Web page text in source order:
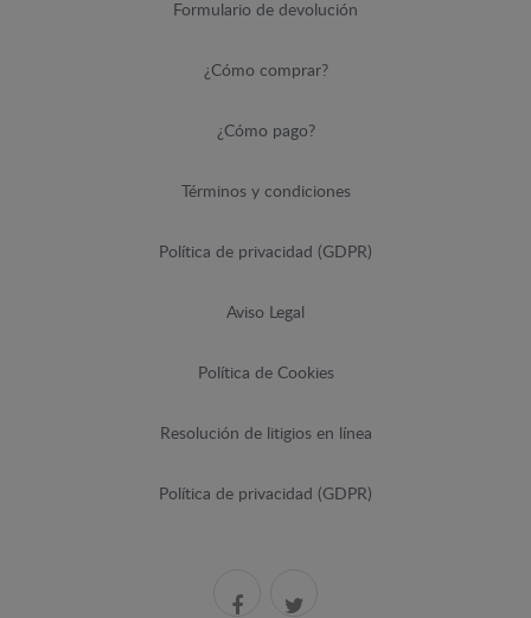
Formulario de devolución
¿Cómo comprar?
¿Cómo pago?
Términos y condiciones
Política de privacidad (GDPR)
Aviso Legal
Política de Cookies
Resolución de litigios en línea
Política de privacidad (GDPR)